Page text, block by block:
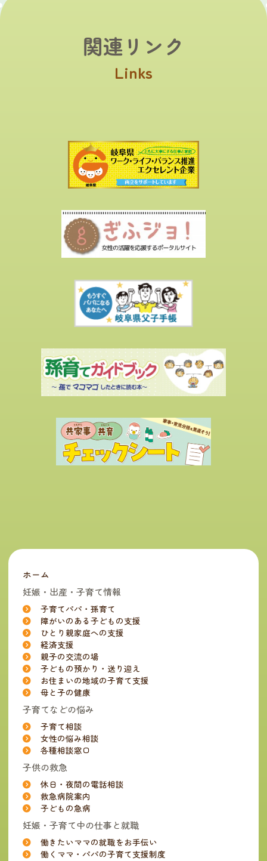
関連リンク
Links
ホーム
妊娠・出産・子育て情報
子育てパパ・孫育て
障がいのある子どもの支援
ひとり親家庭への支援
経済支援
親子の交流の場
子どもの預かり・送り迎え
お住まいの地域の子育て支援
母と子の健康
子育てなどの悩み
子育て相談
女性の悩み相談
各種相談窓口
子供の救急
休日・夜間の電話相談
救急病院案内
子どもの急病
妊娠・子育て中の仕事と就職
働きたいママの就職をお手伝い
働くママ・パパの子育て支援制度